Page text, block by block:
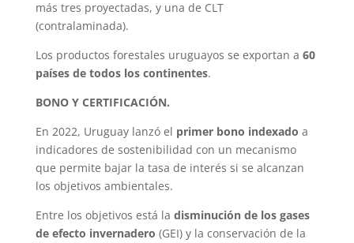
más tres proyectadas, y una de CLT
(contralaminada).
Los productos forestales uruguayos se exportan a 60
países de todos los continentes.
BONO Y CERTIFICACIÓN.
En 2022, Uruguay lanzó el primer bono indexado a
indicadores de sostenibilidad con un mecanismo
que permite bajar la tasa de interés si se alcanzan
los objetivos ambientales.
Entre los objetivos está la disminución de los gases
de efecto invernadero (GEI) y la conservación de la